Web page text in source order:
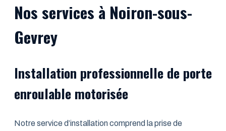
Nos services à Noiron-sous-
Gevrey
Installation professionnelle de porte
enroulable motorisée
Notre service d’installation comprend la prise de